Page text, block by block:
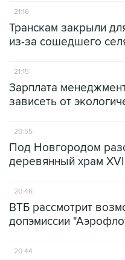
21:16
Транскам закрыли
из-за сошедшего
21:15
Зарплата
зависеть от
20:55
Под Новгородом
деревянный храм
20:46
ВТБ рассмотрит
допэмиссии
20:44